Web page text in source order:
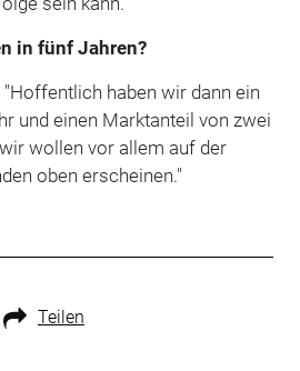
in fünf Jahren?
"Hoffentlich haben wir dann ein
und einen Marktanteil von zwei
wollen vor allem auf der
oben erscheinen."
Teilen